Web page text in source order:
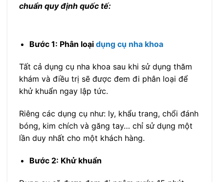
chuẩn quy định quốc tế:
Bước 1: Phân loại dụng cụ nha khoa
Tất cả dụng cụ nha khoa sau khi sử dụng thăm
khám và điều trị sẽ được đem đi phân loại để
khử khuẩn ngay lập tức.
Riêng các dụng cụ như: ly, khẩu trang, chổi đánh
bóng, kim chích và găng tay… chỉ sử dụng một
lần duy nhất cho một khách hàng.
Bước 2: Khử khuẩn